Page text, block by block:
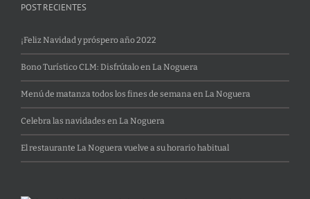
POST RECIENTES
¡Feliz Navidad y próspero año 2022
Bono Turístico CLM: Disfrútalo en La Noguera
Menú de matanza todos los fines de semana en La Noguera
Celebra las navidades en La Noguera
El restaurante La Noguera vuelve a su horario habitual